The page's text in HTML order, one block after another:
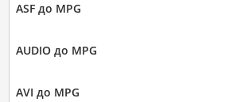
ASF до MPG
AUDIO до MPG
AVI до MPG